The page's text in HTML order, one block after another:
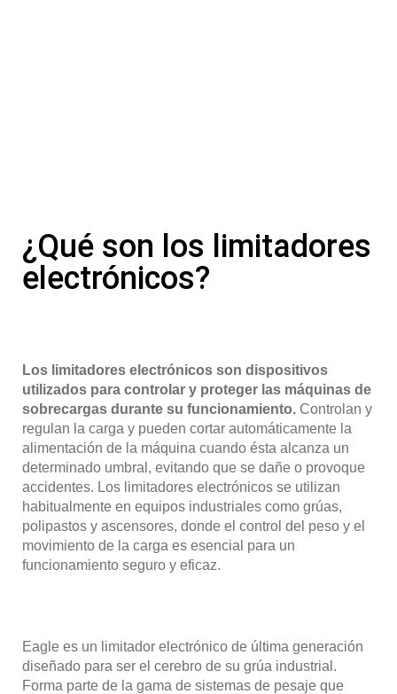
¿Qué son los limitadores
electrónicos?
Los limitadores electrónicos son dispositivos
utilizados para controlar y proteger las máquinas de
sobrecargas durante su funcionamiento. Controlan y
regulan la carga y pueden cortar automáticamente la
alimentación de la máquina cuando ésta alcanza un
determinado umbral, evitando que se dañe o provoque
accidentes. Los limitadores electrónicos se utilizan
habitualmente en equipos industriales como grúas,
polipastos y ascensores, donde el control del peso y el
movimiento de la carga es esencial para un
funcionamiento seguro y eficaz.
Eagle es un limitador electrónico de última generación
diseñado para ser el cerebro de su grúa industrial.
Forma parte de la gama de sistemas de pesaje que